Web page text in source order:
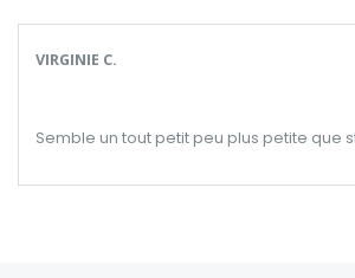
VIRGINIE C.
Semble un tout petit peu plus petite que